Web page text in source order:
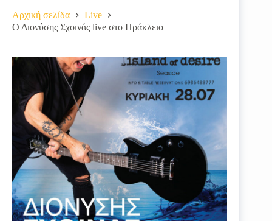
Αρχική σελίδα
Live
Ο Διονύσης Σχοινάς live στο Ηράκλειο